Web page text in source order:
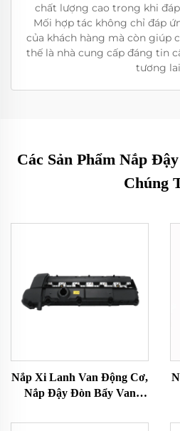
chất lượng cao trong khi
Mối hợp tác không chỉ đáp
của khách hàng mà còn giúp
thế là nhà cung cấp đáng tin
tương
Các Sản Phẩm Nắp
Chúng
Nắp Xi Lanh Van Động Cơ,
Nắp Đậy Đòn Bẩy Van
Series E36 323i 328i M3 E39